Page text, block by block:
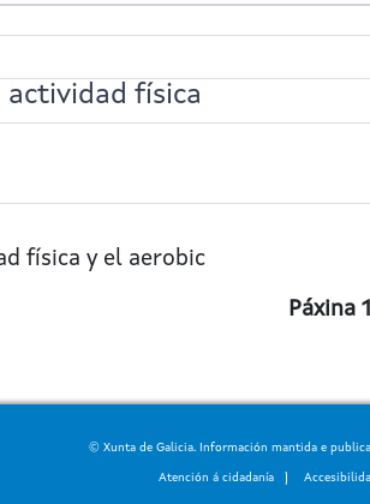
física
física y el aerobic
Páxina 1
© Xunta de Galicia. Información mantida e
Atención á cidadanía